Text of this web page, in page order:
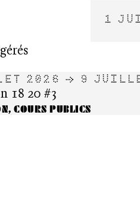
1
2026 → 9
18 20 #3
COURS PUBLICS